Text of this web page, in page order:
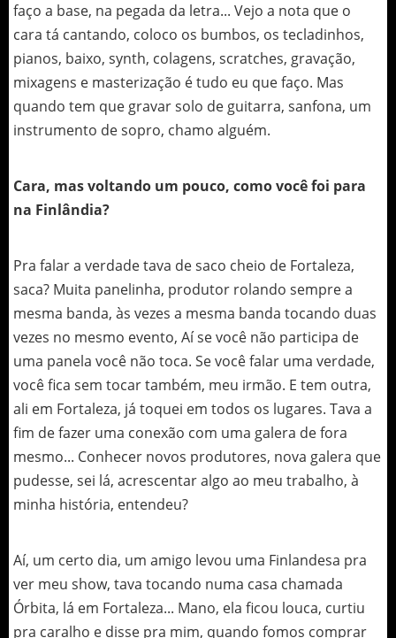
faço a base, na pegada da letra... Vejo a nota que o
cara tá cantando, coloco os bumbos, os tecladinhos,
pianos, baixo, synth, colagens, scratches, gravação,
mixagens e masterização é tudo eu que faço. Mas
quando tem que gravar solo de guitarra, sanfona, um
instrumento de sopro, chamo alguém.
Cara, mas voltando um pouco, como você foi para
na Finlândia?
Pra falar a verdade tava de saco cheio de Fortaleza,
saca? Muita panelinha, produtor rolando sempre a
mesma banda, às vezes a mesma banda tocando duas
vezes no mesmo evento, Aí se você não participa de
uma panela você não toca. Se você falar uma verdade,
você fica sem tocar também, meu irmão. E tem outra,
ali em Fortaleza, já toquei em todos os lugares. Tava a
fim de fazer uma conexão com uma galera de fora
mesmo... Conhecer novos produtores, nova galera que
pudesse, sei lá, acrescentar algo ao meu trabalho, à
minha história, entendeu?
Aí, um certo dia, um amigo levou uma Finlandesa pra
ver meu show, tava tocando numa casa chamada
Órbita, lá em Fortaleza... Mano, ela ficou louca, curtiu
pra caralho e disse pra mim, quando fomos comprar